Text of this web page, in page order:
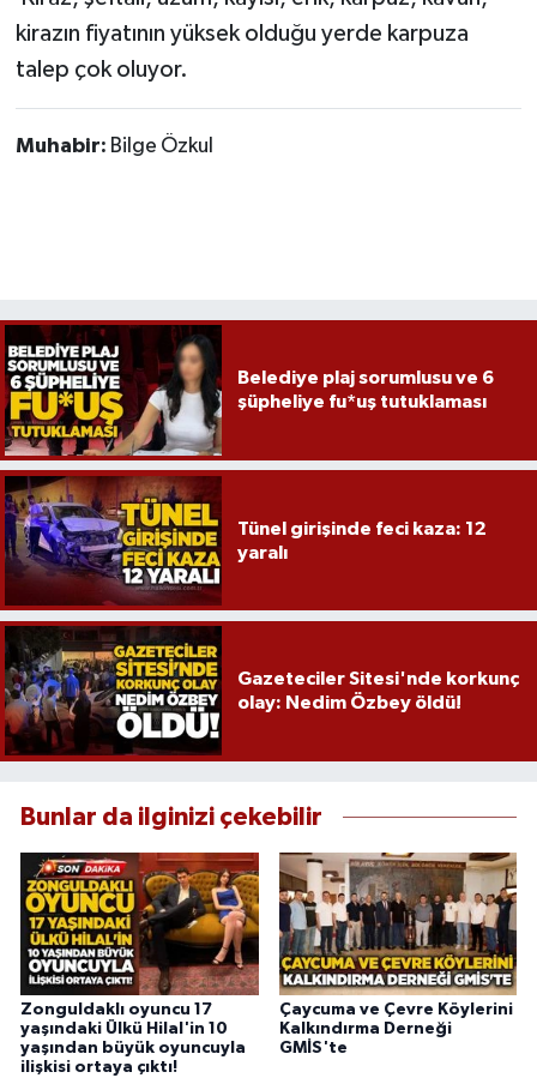
kirazın fiyatının yüksek olduğu yerde karpuza
talep çok oluyor.
Muhabir: Bilge Özkul
Belediye plaj sorumlusu ve 6
şüpheliye fu*uş tutuklaması
Tünel girişinde feci kaza: 12
yaralı
Gazeteciler Sitesi'nde korkunç
olay: Nedim Özbey öldü!
Bunlar da ilginizi çekebilir
Zonguldaklı oyuncu 17
yaşındaki Ülkü Hilal'in 10
yaşından büyük oyuncuyla
ilişkisi ortaya çıktı!
Çaycuma ve Çevre Köylerini
Kalkındırma Derneği
GMİS'te
Gökçebey
MAGAZİN
Politika
Resmi İlan
Röportaj
Sağlık
SİYASET
Spor
Yaşam